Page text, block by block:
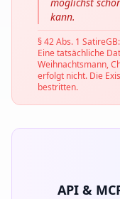
kann.
§ 42 Abs. 1
Eine tatsächliche
Weihnachtsmann,
erfolgt nicht. Die
bestritten.
API &